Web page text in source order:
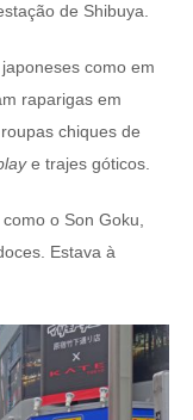
de Shibuya.
japoneses como em
raparigas em
chiques de
e trajes góticos.
o Son Goku,
Estava à